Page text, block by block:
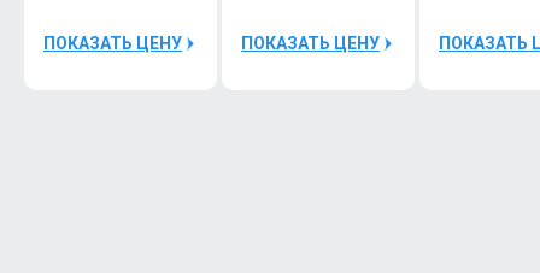
ПОКАЗАТЬ ЦЕНУ ПОКАЗАТЬ ЦЕНУ ПОКАЗАТЬ